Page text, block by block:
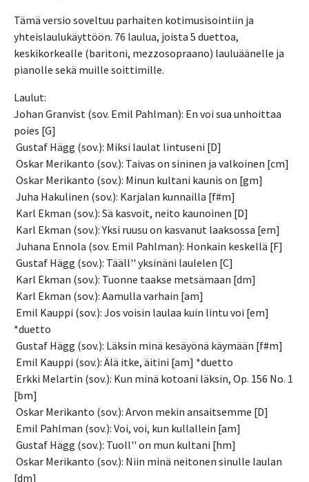
Tämä versio soveltuu parhaiten kotimusisointiin ja
yhteislaulukäyttöön. 76 laulua, joista 5 duettoa,
keskikorkealle (baritoni, mezzosopraano) lauluäänelle ja
pianolle sekä muille soittimille.
Laulut:
Johan Granvist (sov. Emil Pahlman): En voi sua unhoittaa
poies [G]
Gustaf Hägg (sov.): Miksi laulat lintuseni [D]
Oskar Merikanto (sov.): Taivas on sininen ja valkoinen [cm]
Oskar Merikanto (sov.): Minun kultani kaunis on [gm]
Juha Hakulinen (sov.): Karjalan kunnailla [f#m]
Karl Ekman (sov.): Sä kasvoit, neito kaunoinen [D]
Karl Ekman (sov.): Yksi ruusu on kasvanut laaksossa [em]
Juhana Ennola (sov. Emil Pahlman): Honkain keskellä [F]
Gustaf Hägg (sov.): Tääll'' yksinäni laulelen [C]
Karl Ekman (sov.): Tuonne taakse metsämaan [dm]
Karl Ekman (sov.): Aamulla varhain [am]
*duetto
Gustaf Hägg (sov.): Läksin minä kesäyönä käymään [f#m]
Emil Kauppi (sov.): Älä itke, äitini [am] *duetto
[bm]
Oskar Merikanto (sov.): Arvon mekin ansaitsemme [D]
Emil Pahlman (sov.): Voi, voi, kun kullallein [am]
Gustaf Hägg (sov.): Tuoll'' on mun kultani [hm]
[dm]